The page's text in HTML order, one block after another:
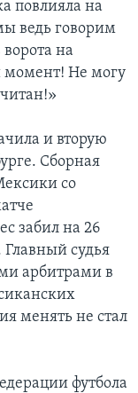
повлияла на
ведь говорим
на
момент! Не могу
и вторую
Сборная
со
забил на 26
судья
арбитрами в
менять не стал
футбола